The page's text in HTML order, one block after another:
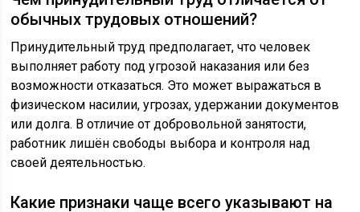
обычных трудовых отношений?
Принудительный труд предполагает, что человек
выполняет работу под угрозой наказания или без
возможности отказаться. Это может выражаться в
физическом насилии, угрозах, удержании документов
или долга. В отличие от добровольной занятости,
работник лишён свободы выбора и контроля над
своей деятельностью.
Какие признаки чаще всего указывают на